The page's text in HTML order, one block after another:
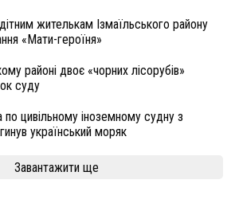
жителькам Ізмаїльського району
«Мати-героїня»
районі двоє «чорних лісорубів»
суду
по цивільному іноземному судну з
український моряк
Завантажити ще